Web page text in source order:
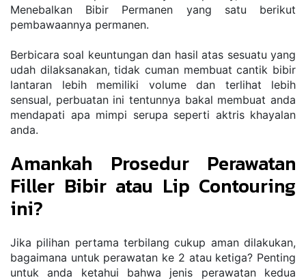
Menebalkan Bibir Permanen yang satu berikut
pembawaannya permanen.
Berbicara soal keuntungan dan hasil atas sesuatu yang
udah dilaksanakan, tidak cuman membuat cantik bibir
lantaran lebih memiliki volume dan terlihat lebih
sensual, perbuatan ini tentunnya bakal membuat anda
mendapati apa mimpi serupa seperti aktris khayalan
anda.
Amankah Prosedur Perawatan
Filler Bibir atau Lip Contouring
ini?
Jika pilihan pertama terbilang cukup aman dilakukan,
bagaimana untuk perawatan ke 2 atau ketiga? Penting
untuk anda ketahui bahwa jenis perawatan kedua